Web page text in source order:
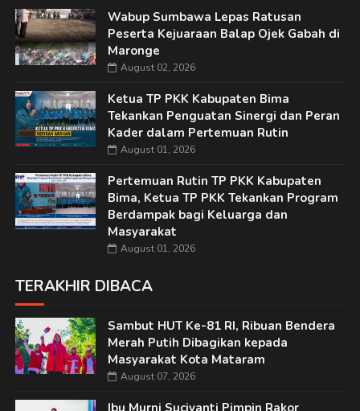
Wabup Sumbawa Lepas Ratusan
Peserta Kejuaraan Balap Ojek Gabah di
Maronge
August 02, 2026
Ketua TP PKK Kabupaten Bima
Tekankan Penguatan Sinergi dan Peran
Kader dalam Pertemuan Rutin
August 01, 2026
Pertemuan Rutin TP PKK Kabupaten
Bima, Ketua TP PKK Tekankan Program
Berdampak bagi Keluarga dan
Masyarakat
August 01, 2026
TERAKHIR DIBACA
Sambut HUT Ke-81 RI, Ribuan Bendera
Merah Putih Dibagikan kepada
Masyarakat Kota Mataram
August 07, 2026